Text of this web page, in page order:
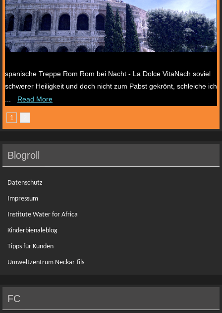
spanische Treppe Rom Rom bei Nacht - La Dolce VitaNach soviel
schwerer Heiligkeit und doch nicht zum Pabst gekrönt, schleiche ich
...
Read More
1
Blogroll
Datenschutz
Impressum
Institute Water for Africa
Kinderbienaleblog
Tipps für Kunden
Umweltzentrum Neckar-fils
FC